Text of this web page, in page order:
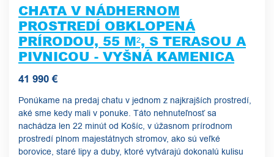
CHATA V NÁDHERNOM
PROSTREDÍ OBKLOPENÁ
PRÍRODOU, 55 M², S TERASOU A
PIVNICOU - VYŠNÁ KAMENICA
41 990 €
Ponúkame na predaj chatu v jednom z najkrajších prostredí,
aké sme kedy mali v ponuke. Táto nehnuteľnosť sa
nachádza len 22 minút od Košíc, v úžasnom prírodnom
prostredí plnom majestátnych stromov, ako sú veľké
borovice, staré lipy a duby, ktoré vytvárajú dokonalú kulisu